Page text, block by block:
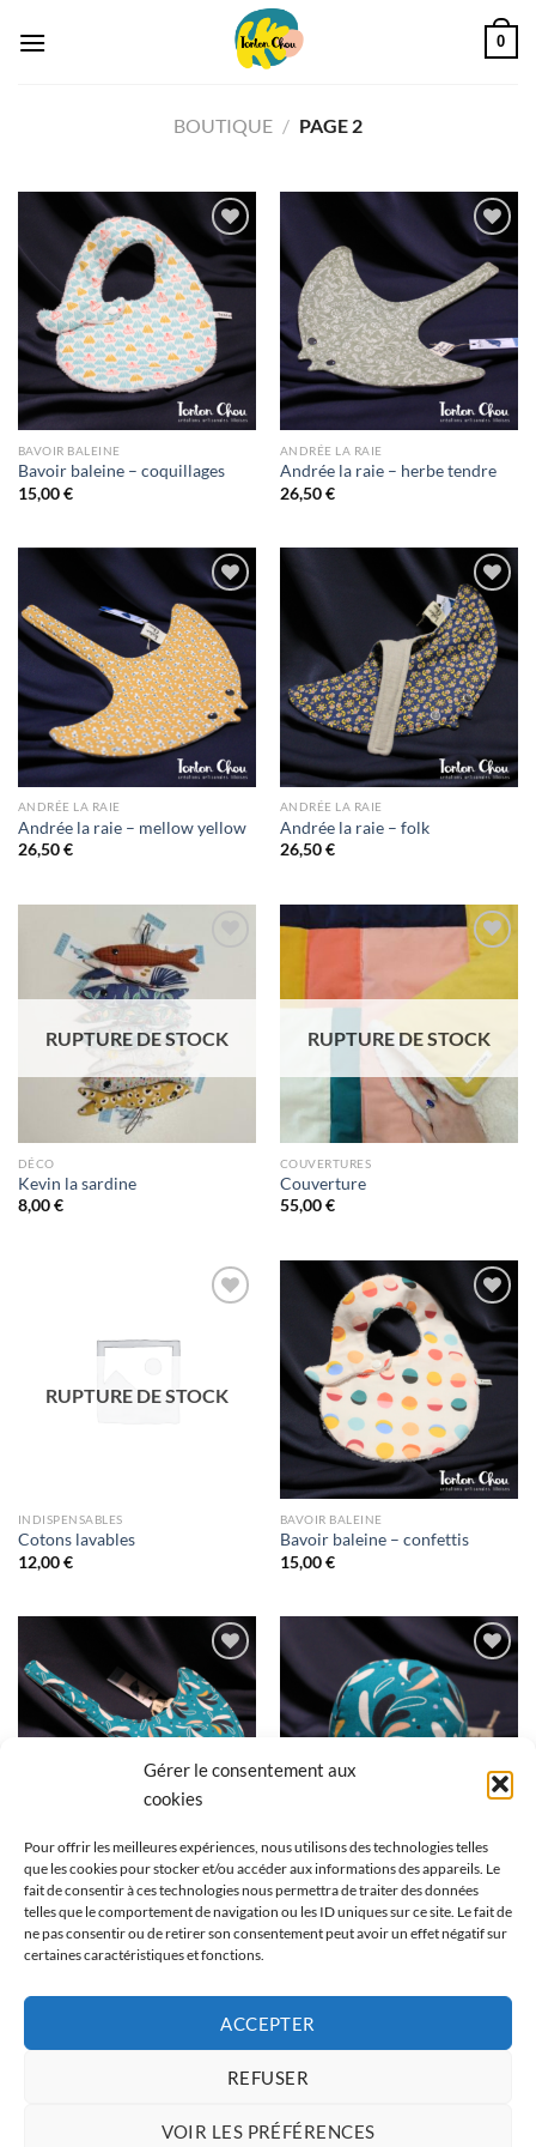
Gérer le consentement aux
cookies
Pour offrir les meilleures expériences, nous utilisons des technologies telles
que les cookies pour stocker et/ou accéder aux informations des appareils. Le
fait de consentir à ces technologies nous permettra de traiter des données
telles que le comportement de navigation ou les ID uniques sur ce site. Le fait de
ne pas consentir ou de retirer son consentement peut avoir un effet négatif sur
certaines caractéristiques et fonctions.
ACCEPTER
REFUSER
VOIR LES PRÉFÉRENCES
0
BOUTIQUE / PAGE 2
Ajouter
à la liste
d’envies
BAVOIR BALEINE
Bavoir baleine – coquillages
15,00€
Ajouter
à la liste
d’envies
ANDRÉE LA RAIE
Andrée la raie – herbe tendre
26,50€
Ajouter
à la liste
d’envies
ANDRÉE LA RAIE
Andrée la raie – mellow yellow
26,50€
Ajouter
à la liste
d’envies
ANDRÉE LA RAIE
Andrée la raie – folk
26,50€
Ajouter
d’envies
RUPTURE DE STOCK
DÉCO
Kevin la sardine
8,00€
Ajouter
d’envies
RUPTURE DE STOCK
COUVERTURES
Couverture
55,00€
RUPTURE DE STOCK
INDISPENSABLES
Cotons lavables
12,00€
Ajouter
à la liste
d’envies
BAVOIR BALEINE
Bavoir baleine – confettis
15,00€
Ajouter
à la liste
d’envies
ANDRÉE LA RAIE
Andrée la raie – vert joyeux
26,50€
Ajouter
à la liste
d’envies
DOUDOUS
Paulo le poulpe – vert joyeux
36,50€
1 2